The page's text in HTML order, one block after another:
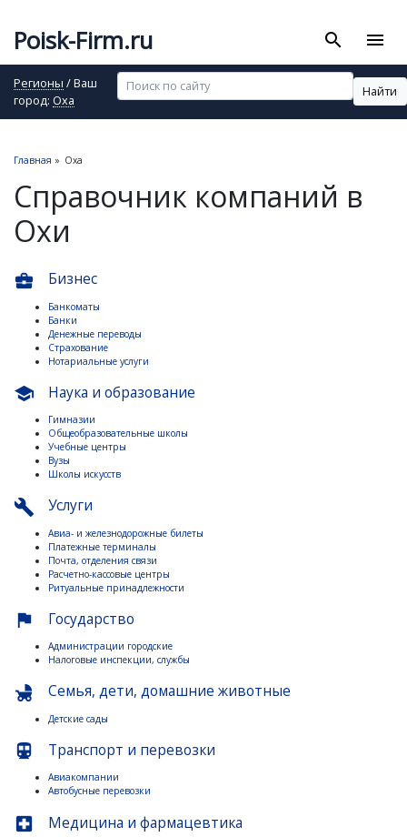
Poisk-Firm.ru search menu
Регионы / Ваш
город: Оха
Найти
Главная » Оха
Справочник компаний в
Охи
business_center Бизнес
Банкоматы
Банки
Денежные переводы
Страхование
Нотариальные услуги
school Наука и образование
Гимназии
Общеобразовательные школы
Учебные центры
Вузы
Школы искусств
build Услуги
Авиа- и железнодорожные билеты
Платежные терминалы
Почта, отделения связи
Расчетно-кассовые центры
Ритуальные принадлежности
flag Государство
Администрации городские
Налоговые инспекции, службы
child_friendly Семья, дети, домашние животные
Детские сады
directions_subway Транспорт и перевозки
Авиакомпании
Автобусные перевозки
local_hospital Медицина и фармацевтика